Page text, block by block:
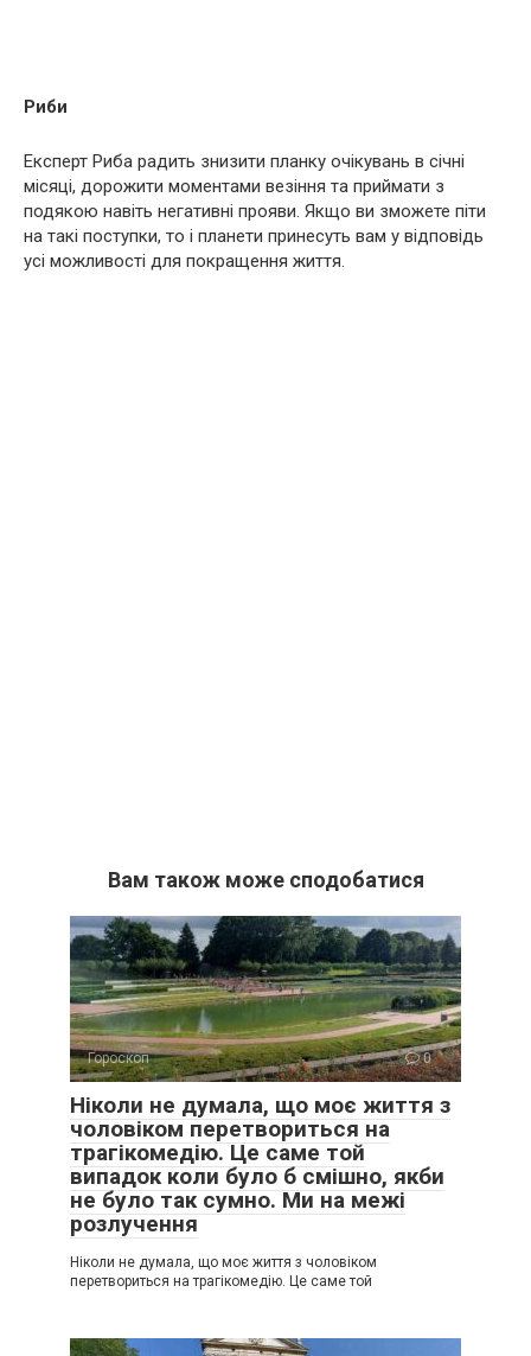
Риби
Експерт Риба радить знизити планку очікувань в січні
місяці, дорожити моментами везіння та приймати з
подякою навіть негативні прояви. Якщо ви зможете піти
на такі поступки, то і планети принесуть вам у відповідь
усі можливості для покращення життя.
Вам також може сподобатися
Гороскоп 0
Ніколи не думала, що моє життя з
чоловіком перетвориться на
трагікомедію. Це саме той
випадок коли було б смішно, якби
не було так сумно. Ми на межі
розлучення
Ніколи не думала, що моє життя з чоловіком
перетвориться на трагікомедію. Це саме той